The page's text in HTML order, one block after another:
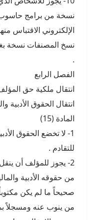
نسخة من برامج
الإلكتروني الاقتباس
نسخ المصنفات نسخة
.
الفصل الرابع
انتقال ملكية حق
انتقال الحقوق الأدبية
المادة (15)
1- لا تخضع الحقوق
للتقادم .
2- يجوز للمؤلف أن
من حقوقه الأدبية
صحيحاً ما لم يكن
من ينوب عنه ومسجلاً